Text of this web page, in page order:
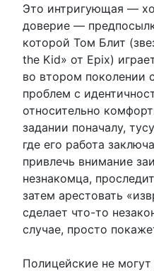
Это интригующая —
доверие —
которой Том Блит
the Kid» от Epix)
во втором поколении
проблем с
относительно
задании поначалу,
где его работа
привлечь внимание
незнакомца,
затем арестовать
сделает что-то
случае, просто
Полицейские не